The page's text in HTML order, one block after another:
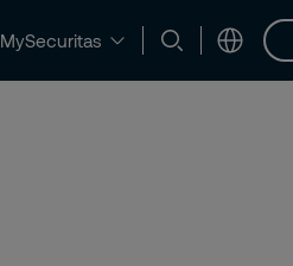
MySecuritas
Contact en ondersteuning